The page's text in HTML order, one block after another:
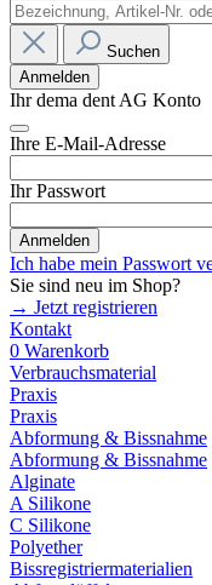
Suchen
Anmelden
Ihr dema dent AG Konto
Ihre E-Mail-Adresse
Ihr Passwort
Anmelden
Ich habe mein Passwort
Sie sind neu im Shop?
→ Jetzt registrieren
Kontakt
0 Warenkorb
Verbrauchsmaterial
Praxis
Praxis
Abformung & Bissnahme
Abformung & Bissnahme
Alginate
A Silikone
C Silikone
Polyether
Bissregistriermaterialien